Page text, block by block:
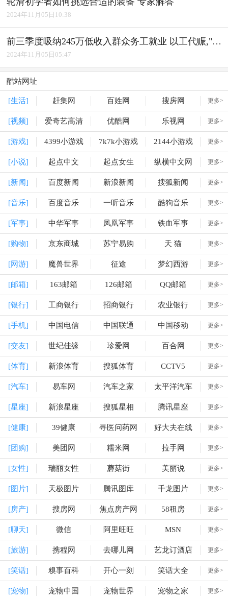
2024年11月05日10:38
前三季度吸纳245万低收入群众务工就业 以工代赈,"赈"出实效
2024年11月05日05:47
酷站网址
[生活] 赶集网 百姓网 搜房网 更多>
[视频] 爱奇艺高清 优酷网 乐视网 更多>
[游戏] 4399小游戏 7k7k小游戏 2144小游戏 更多>
[小说] 起点中文 起点女生 纵横中文网 更多>
[新闻] 百度新闻 新浪新闻 搜狐新闻 更多>
[音乐] 百度音乐 一听音乐 酷狗音乐 更多>
[军事] 中华军事 凤凰军事 铁血军事 更多>
[购物] 京东商城 苏宁易购 天 猫 更多>
[网游] 魔兽世界 征途 梦幻西游 更多>
[邮箱] 163邮箱 126邮箱 QQ邮箱 更多>
[银行] 工商银行 招商银行 农业银行 更多>
[手机] 中国电信 中国联通 中国移动 更多>
[交友] 世纪佳缘 珍爱网 百合网 更多>
[体育] 新浪体育 搜狐体育 CCTV5 更多>
[汽车] 易车网 汽车之家 太平洋汽车 更多>
[星座] 新浪星座 搜狐星相 腾讯星座 更多>
[健康] 39健康 寻医问药网 好大夫在线 更多>
[团购] 美团网 糯米网 拉手网 更多>
[女性] 瑞丽女性 蘑菇街 美丽说 更多>
[图片] 天极图片 腾讯图库 千龙图片 更多>
[房产] 搜房网 焦点房产网 58租房 更多>
[聊天] 微信 阿里旺旺 MSN 更多>
[旅游] 携程网 去哪儿网 艺龙订酒店 更多>
[笑话] 糗事百科 开心一刻 笑话大全 更多>
[宠物] 宠物中国 宠物世界 宠物之家 更多>